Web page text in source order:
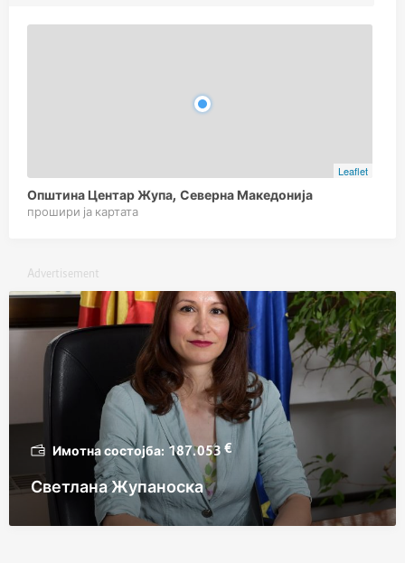
Leaflet
Општина Центар Жупа, Северна Македонија
прошири ја картата
Advertisement
187.053€
Светлана Жупаноска